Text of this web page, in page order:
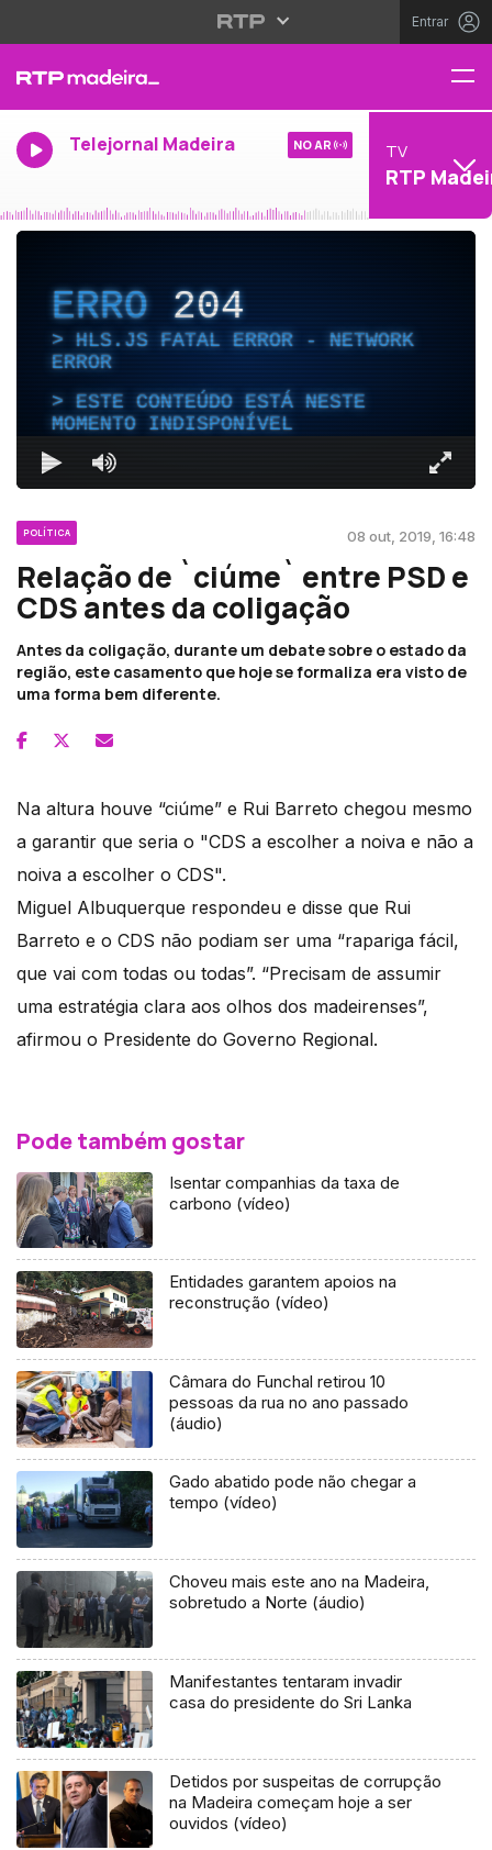
Entrar
Telejornal Madeira NO AR TV
RTP
ERRO204
HLS.JS FATAL ERROR - NETWORK
ERROR
ESTE CONTEÚDO ESTÁ NESTE
MOMENTO INDISPONÍVEL
POLÍTICA 08 out, 2019, 16:48
Relação de `ciúme` entre PSD e
CDS antes da coligação
Antes da coligação, durante um debate sobre o estado da
região, este casamento que hoje se formaliza era visto de
uma forma bem diferente.
Na altura houve “ciúme” e Rui Barreto chegou mesmo
a garantir que seria o "CDS a escolher a noiva e não a
noiva a escolher o CDS".
Miguel Albuquerque respondeu e disse que Rui
Barreto e o CDS não podiam ser uma “rapariga fácil,
que vai com todas ou todas”. “Precisam de assumir
uma estratégia clara aos olhos dos madeirenses”,
afirmou o Presidente do Governo Regional.
Pode também gostar
Isentar companhias da taxa de
carbono (vídeo)
Entidades garantem apoios na
reconstrução (vídeo)
Câmara do Funchal retirou 10
pessoas da rua no ano passado
(áudio)
Gado abatido pode não chegar a
tempo (vídeo)
Choveu mais este ano na Madeira,
sobretudo a Norte (áudio)
Manifestantes tentaram invadir
casa do presidente do Sri Lanka
Detidos por suspeitas de corrupção
na Madeira começam hoje a ser
ouvidos (vídeo)